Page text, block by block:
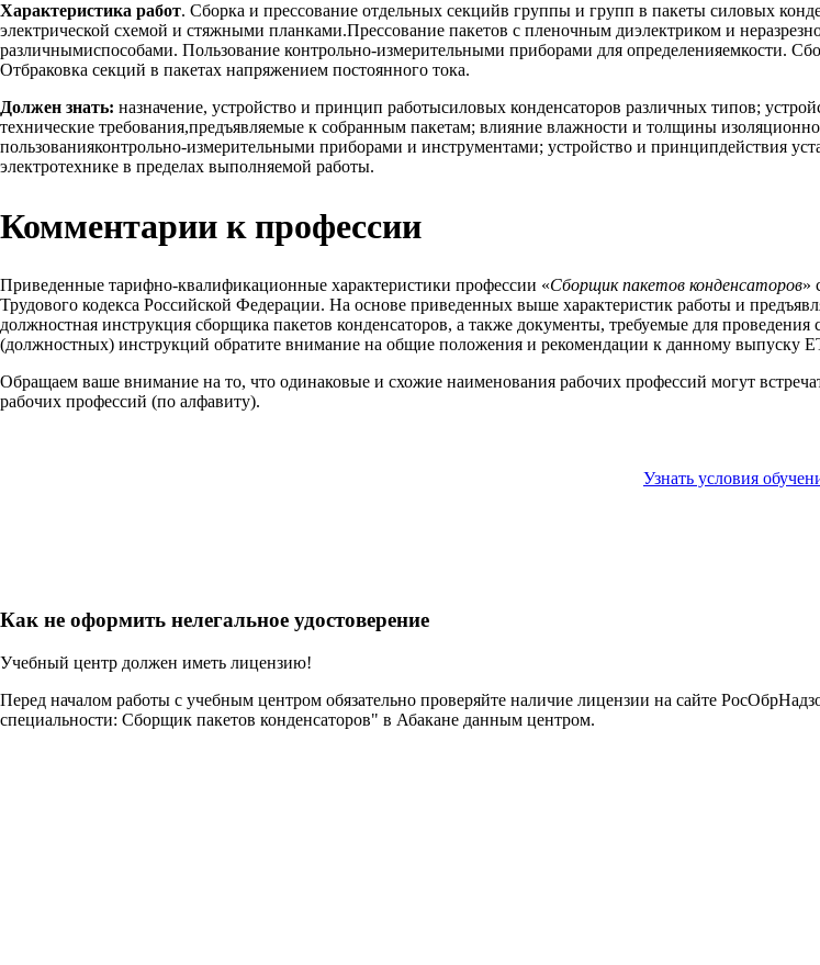
Характеристика работ. Сборка и прессование отдельных секцийв группы и групп в пакеты силовых
электрической схемой и стяжными планками.Прессование пакетов с пленочным диэлектриком и
различнымиспособами. Пользование контрольно-измерительными приборами для определенияемкости.
Отбраковка секций в пакетах напряжением постоянного тока.
Должен знать: назначение, устройство и принцип работысиловых конденсаторов различных типов;
технические требования,предъявляемые к собранным пакетам; влияние влажности и толщины
пользованияконтрольно-измерительными приборами и инструментами; устройство и принципдействия
электротехнике в пределах выполняемой работы.
Комментарии к профессии
Приведенные тарифно-квалификационные характеристики профессии «Сборщик пакетов конденсаторов»
Трудового кодекса Российской Федерации. На основе приведенных выше характеристик работы и
должностная инструкция сборщика пакетов конденсаторов, а также документы, требуемые для
(должностных) инструкций обратите внимание на общие положения и рекомендации к данному выпуску
Обращаем ваше внимание на то, что одинаковые и схожие наименования рабочих профессий могут
рабочих профессий (по алфавиту).
Узнать условия
Как не оформить нелегальное удостоверение
Учебный центр должен иметь лицензию!
Перед началом работы с учебным центром обязательно проверяйте наличие лицензии на сайте
специальности: Сборщик пакетов конденсаторов" в Абакане данным центром.